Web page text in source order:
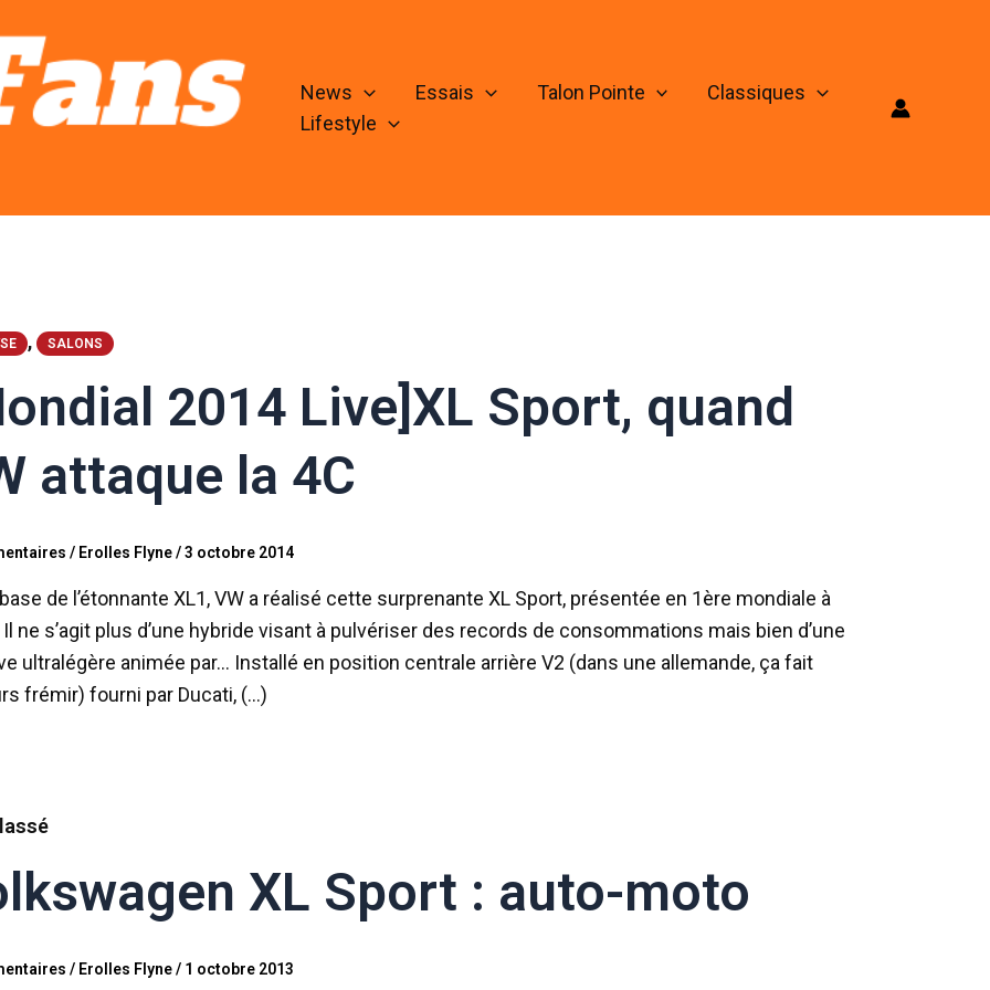
News Essais Talon Pointe
Classiques
Lifestyle
, SALONS
2014 Live]XL Sport, quand
attaque la 4C
/ Erolles Flyne/3 octobre 2014
de l’étonnante XL1, VW a réalisé cette surprenante XL Sport, présentée en 1ère mondiale à
ne s’agit plus d’une hybride visant à pulvériser des records de consommations mais bien d’une
ultralégère animée par… Installé en position centrale arrière V2 (dans une allemande, ça fait
frémir) fourni par Ducati, (…)
XL Sport : auto-moto
/ Erolles Flyne/ 1 octobre 2013